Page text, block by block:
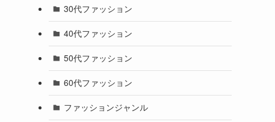
30代ファッション
40代ファッション
50代ファッション
60代ファッション
ファッションジャンル